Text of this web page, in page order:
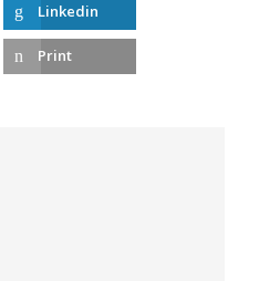
Linkedin
Print